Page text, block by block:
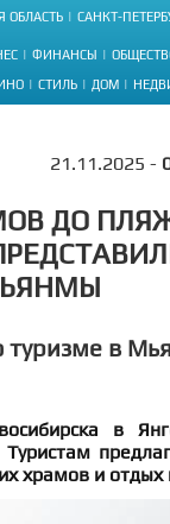
ОБЛАСТЬ САНКТ-
ФИНАНСЫ
СТИЛЬ ДОМ
21.11.2025 -
ДО
туризме в
в
храмов и отдых